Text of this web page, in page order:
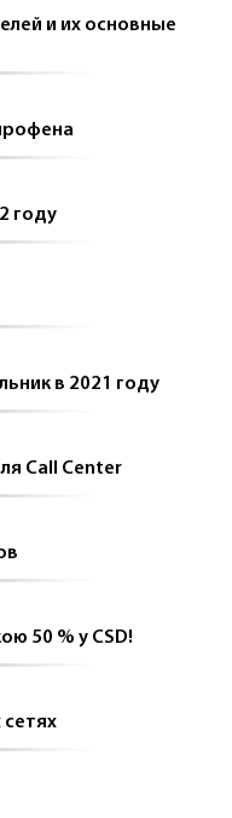
и их основные
году
в 2021 году
Call Center
50 % у CSD!